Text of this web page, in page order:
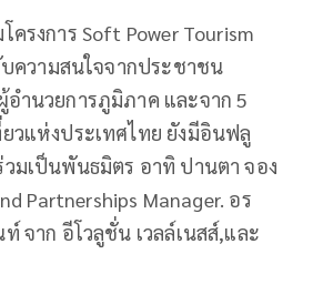
ครงการ Soft Power Tourism
ความสนใจจากประชาชน
อำนวยการภูมิภาค และจาก 5
วแห่งประเทศไทย ยังมีอินฟลู
วมเป็นพันธมิตร อาทิ ปานตา จอง
Partnerships Manager. อร
จาก อีโวลูชั่น เวลล์เนสส์,และ